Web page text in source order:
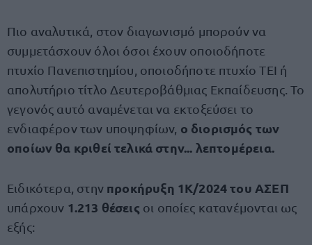
Πιο αναλυτικά, στον διαγωνισμό μπορούν να
συμμετάσχουν όλοι όσοι έχουν οποιοδήποτε
πτυχίο Πανεπιστημίου, οποιοδήποτε πτυχίο ΤΕΙ ή
απολυτήριο τίτλο Δευτεροβάθμιας Εκπαίδευσης. Το
γεγονός αυτό αναμένεται να εκτοξεύσει το
ενδιαφέρον των υποψηφίων, ο διορισμός των
οποίων θα κριθεί τελικά στην... λεπτομέρεια.
Ειδικότερα, στην προκήρυξη 1Κ/2024 του ΑΣΕΠ
υπάρχουν 1.213 θέσεις οι οποίες κατανέμονται ως
εξής: